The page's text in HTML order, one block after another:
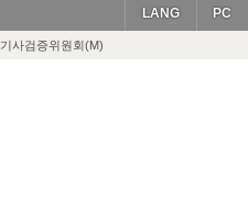
PC
LANG
사검증위원회(M)